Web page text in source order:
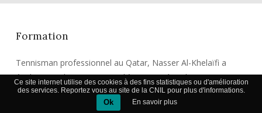
Formation
Tennisman professionnel au Qatar, Nasser Al-Khelaïfi a
également obtenu un MBA d’économie à Doha.
Ce site internet utilise des cookies à des fins statistiques ou d'amélioration
des services. Reportez vous au site de la CNIL pour plus d'informations.
Ok En savoir plus